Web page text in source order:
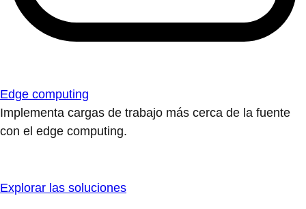
Edge computing
Implementa cargas de trabajo más cerca de la fuente
con el edge computing.
Explorar las soluciones